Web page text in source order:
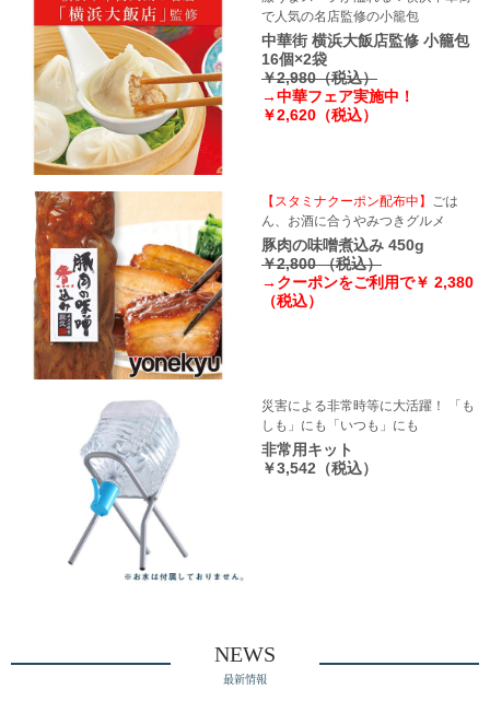
で人気の名店監修の小籠包
中華街 横浜大飯店監修 小籠包
16個×2袋
￥2,980（税込）
→中華フェア実施中！
￥2,620（税込）
【スタミナクーポン配布中】
ごは
ん、お酒に合うやみつきグルメ
豚肉の味噌煮込み 450g
￥2,800 （税込）
→クーポンをご利用で￥ 2,380
（税込）
災害による非常時等に大活躍！ 「も
しも」にも「いつも」にも
非常用キット
￥3,542（税込）
NEWS
最新情報